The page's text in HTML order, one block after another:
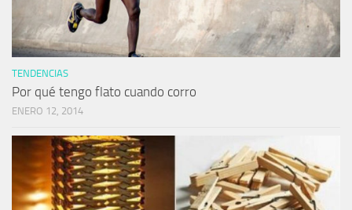
TENDENCIAS
Por qué tengo flato cuando corro
ENERO 12, 2014